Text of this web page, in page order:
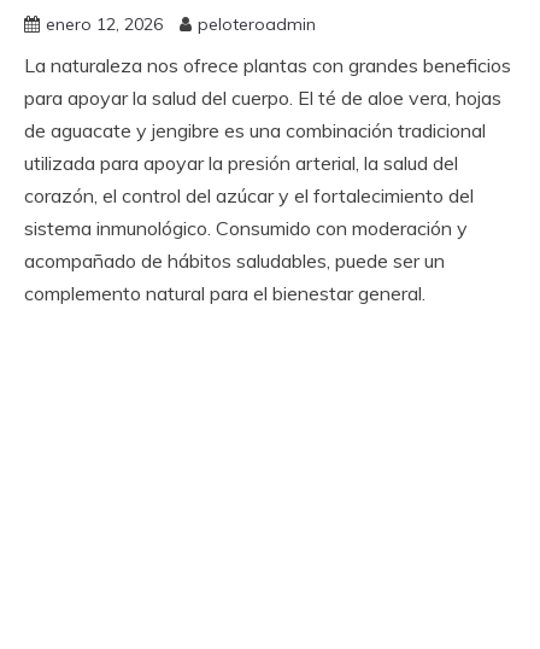
enero 12, 2026 peloteroadmin
La naturaleza nos ofrece plantas con grandes beneficios
para apoyar la salud del cuerpo. El té de aloe vera, hojas
de aguacate y jengibre es una combinación tradicional
utilizada para apoyar la presión arterial, la salud del
corazón, el control del azúcar y el fortalecimiento del
sistema inmunológico. Consumido con moderación y
acompañado de hábitos saludables, puede ser un
complemento natural para el bienestar general.